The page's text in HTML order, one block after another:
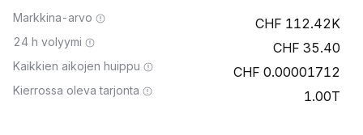
Markkina-arvo 112.42K
24 h volyymi 35.40
Kaikkien aikojen huippu 0.00001712
Kierrossa oleva tarjonta 1.00T